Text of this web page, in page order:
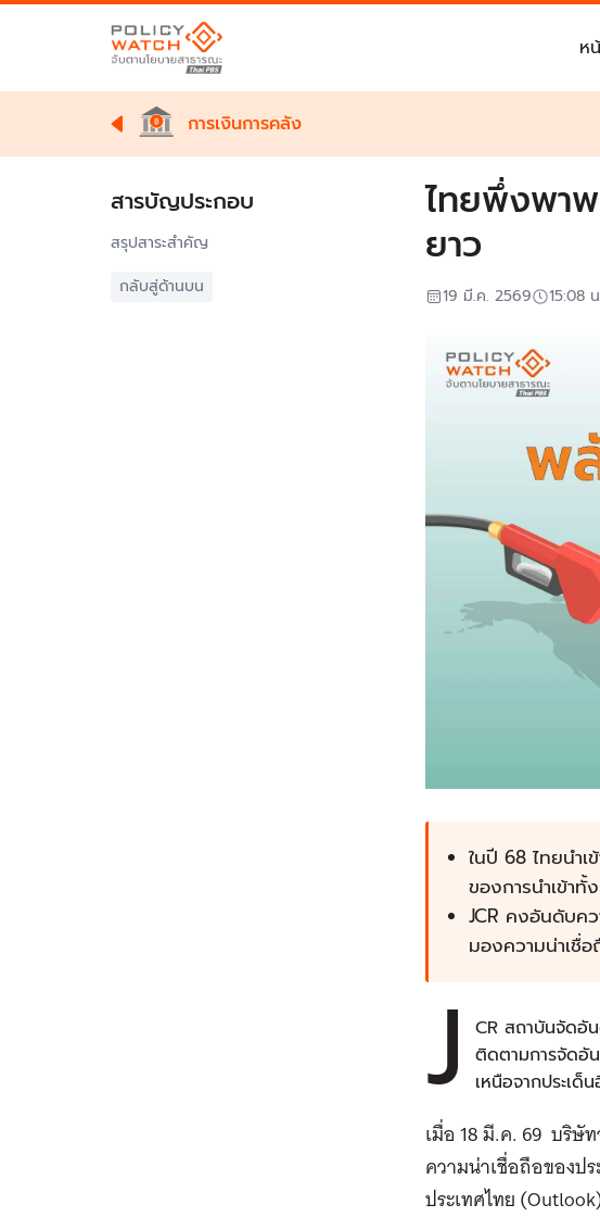
ห
การเงินการคลัง
สารบัญประกอบ
สรุปสาระสำคัญ
กลับสู่ด้านบน
ไทยพึ่งพา
ยาว
19 มี.ค. 2569 15:08
ในปี 68 ไทยนำ
ของการนำเข้า
JCR คงอันดับค
มองความน่าเชื่
J
CR สถาบันจัดอั
ติดตามการจัดอั
เหนือจากประเ
เมื่อ 18 มี.ค. 69 บริษั
ความน่าเชื่อถือของป
ประเทศไทย